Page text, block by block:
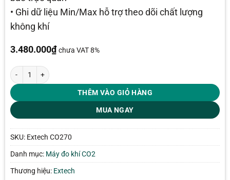
• Ghi dữ liệu Min/Max hỗ trợ theo dõi chất lượng
không khí
3.480.000₫ chưa VAT 8%
Máy đo chất lượng không khí Extech CO270 số lượng
THÊM VÀO GIỎ HÀNG
MUA NGAY
SKU: Extech CO270
Danh mục: Máy đo khí CO2
Thương hiệu: Extech